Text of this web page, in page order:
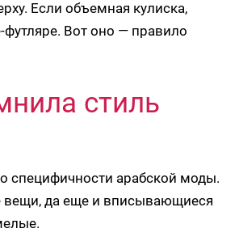
Если объемная кулиска,
футляре. Вот оно — правило
стиль
специфичности арабской моды.
вещи, да еще и вписывающиеся